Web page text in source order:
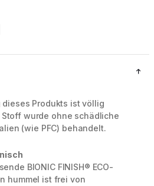
dieses Produkts ist völlig
wurde ohne schädliche
(wie PFC) behandelt.
BIONIC FINISH® ECO-
hummel ist frei von